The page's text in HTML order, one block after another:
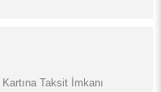
Taksit İmkanı